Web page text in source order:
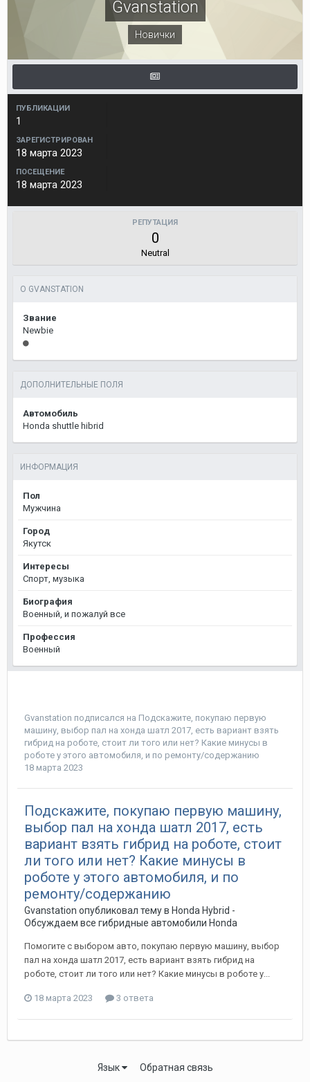
Gvanstation
Новички
ПУБЛИКАЦИИ
1
ЗАРЕГИСТРИРОВАН
18 марта 2023
ПОСЕЩЕНИЕ
18 марта 2023
РЕПУТАЦИЯ
0
Neutral
О GVANSTATION
Звание
Newbie
ДОПОЛНИТЕЛЬНЫЕ ПОЛЯ
Автомобиль
Honda shuttle hibrid
ИНФОРМАЦИЯ
Пол
Мужчина
Город
Якутск
Интересы
Спорт, музыка
Биография
Военный, и пожалуй все
Профессия
Военный
Gvanstation подписался на Подскажите, покупаю первую
машину, выбор пал на хонда шатл 2017, есть вариант взять
гибрид на роботе, стоит ли того или нет? Какие минусы в
роботе у этого автомобиля, и по ремонту/содержанию
18 марта 2023
Подскажите, покупаю первую машину,
выбор пал на хонда шатл 2017, есть
вариант взять гибрид на роботе, стоит
ли того или нет? Какие минусы в
роботе у этого автомобиля, и по
ремонту/содержанию
Gvanstation опубликовал тему в Honda Hybrid -
Обсуждаем все гибридные автомобили Honda
Помогите с выбором авто, покупаю первую машину, выбор
пал на хонда шатл 2017, есть вариант взять гибрид на
роботе, стоит ли того или нет? Какие минусы в роботе у...
18 марта 2023 3 ответа
Язык Обратная связь